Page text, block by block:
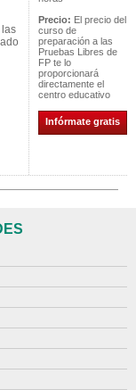
las
Precio: El precio del
curso de
preparación a las
Pruebas Libres de
FP te lo
proporcionará
directamente el
centro educativo
Infórmate gratis